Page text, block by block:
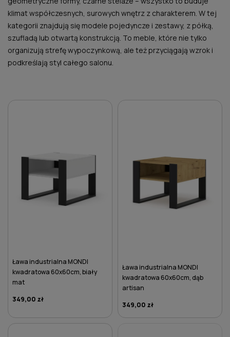
klimat współczesnych, surowych wnętrz z charakterem. W tej
kategorii znajdują się modele pojedyncze i zestawy, z półką,
szufladą lub otwartą konstrukcją. To meble, które nie tylko
organizują strefę wypoczynkową, ale też przyciągają wzrok i
podkreślają styl całego salonu.
Ława industrialna MONDI
kwadratowa 60x60cm, biały
mat
349,00 zł
Ława industrialna MONDI
kwadratowa 60x60cm, dąb
artisan
349,00 zł